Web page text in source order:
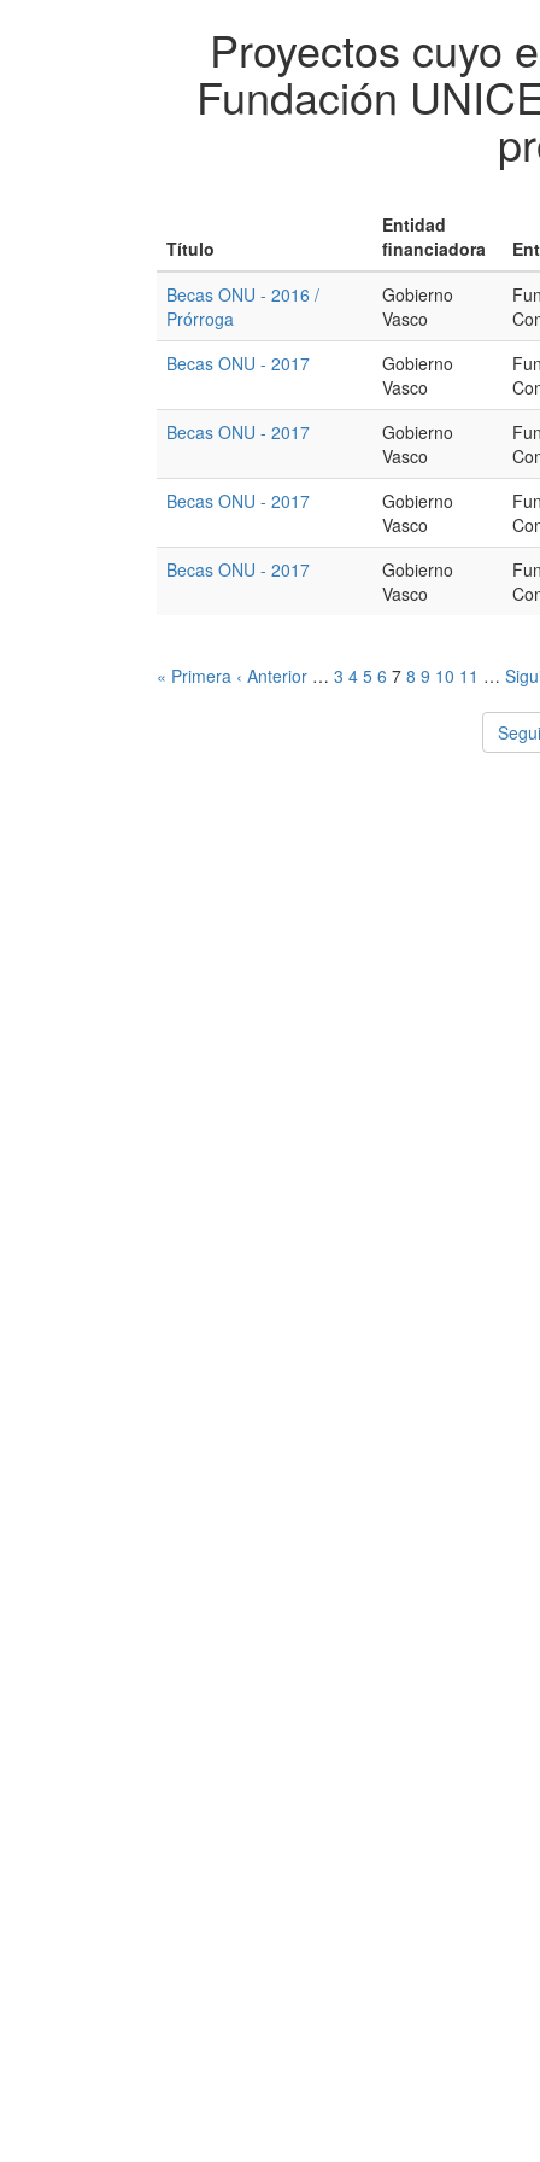
Proyectos cuyo
Fundación
Título
Entidad
financiadora
Becas ONU - 2016 /
Prórroga
Gobierno
Vasco
Becas ONU - 2017
Gobierno
Vasco
Becas ONU - 2017
Gobierno
Vasco
Becas ONU - 2017
Gobierno
Vasco
Becas ONU - 2017
Gobierno
Vasco
« Primera ‹ Anterior … 3 4 5 6 7 8 9 10 11 …